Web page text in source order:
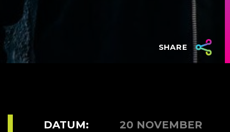
SHARE
DATUM:
20 NOVEMBER